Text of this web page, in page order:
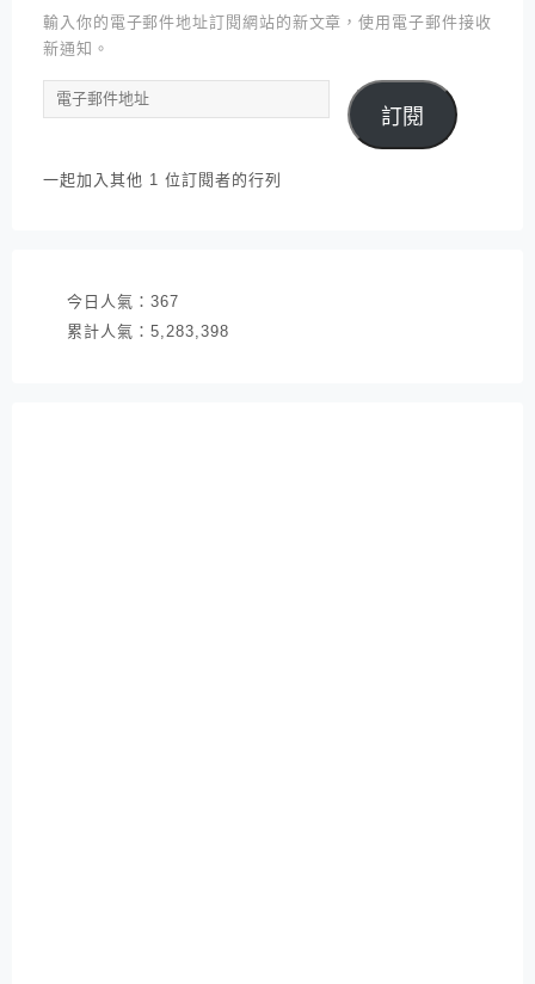
輸入你的電子郵件地址訂閱網站的新文章，使用電子郵件接收
新通知。
電
子
件
訂閱
一起加入其他 1 位訂閱者的行列
今日人氣： 367
累計人氣： 5,283,398